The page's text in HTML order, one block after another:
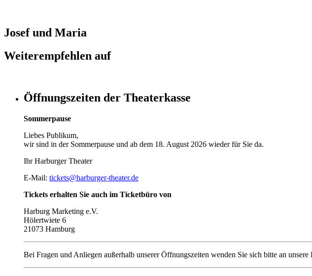
Josef und Maria
Weiterempfehlen auf
Öffnungszeiten der Theaterkasse
Sommerpause
Liebes Publikum,
wir sind in der Sommerpause und ab dem 18. August 2026 wieder für Sie da.
Ihr Harburger Theater
E-Mail: tickets@harburger-theater.de
Tickets erhalten Sie auch im Ticketbüro von
Harburg Marketing e.V.
Hölertwiete 6
21073 Hamburg
Bei Fragen und Anliegen außerhalb unserer Öffnungszeiten wenden Sie sich bitte an